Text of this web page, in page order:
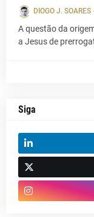
DIOGO J. SOARES
A questão da
a Jesus de
Siga